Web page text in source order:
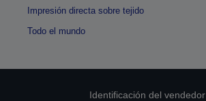
Impresión directa sobre tejido
Todo el mundo
Identificación del vendedor